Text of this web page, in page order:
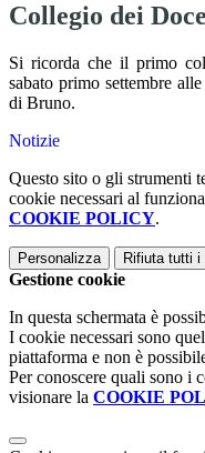
Collegio dei
Si ricorda che il primo
sabato primo settembre
di Bruno.
Notizie
Questo sito o gli strumenti
cookie necessari al
COOKIE POLICY.
Personalizza Rifiuta tutti i
Gestione cookie
In questa schermata è
I cookie necessari sono
piattaforma e non è
Per conoscere quali sono i
visionare la COOKIE